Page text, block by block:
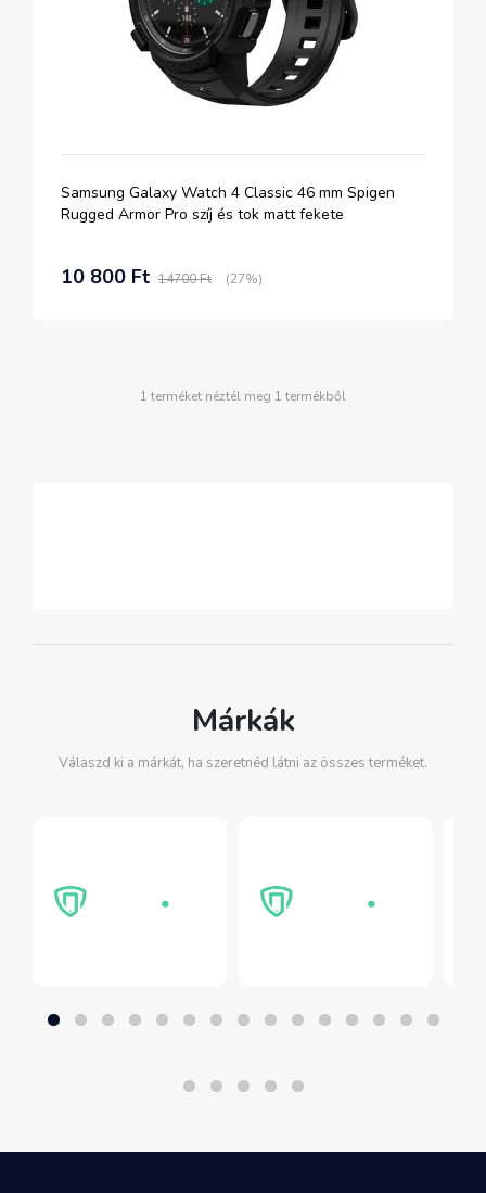
Samsung Galaxy Watch 4 Classic 46 mm Spigen
Rugged Armor Pro szíj és tok matt fekete
10 800 Ft 14700 Ft (27%)
1 terméket néztél meg 1 termékből
Márkák
Válaszd ki a márkát, ha szeretnéd látni az összes terméket.